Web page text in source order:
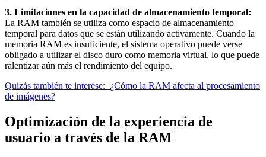
3. Limitaciones en la capacidad de almacenamiento temporal:
La RAM también se utiliza como espacio de almacenamiento
temporal para datos que se están utilizando activamente. Cuando la
memoria RAM es insuficiente, el sistema operativo puede verse
obligado a utilizar el disco duro como memoria virtual, lo que puede
ralentizar aún más el rendimiento del equipo.
Quizás también te interese: ¿Cómo la RAM afecta al procesamiento
de imágenes?
Optimización de la experiencia de
usuario a través de la RAM